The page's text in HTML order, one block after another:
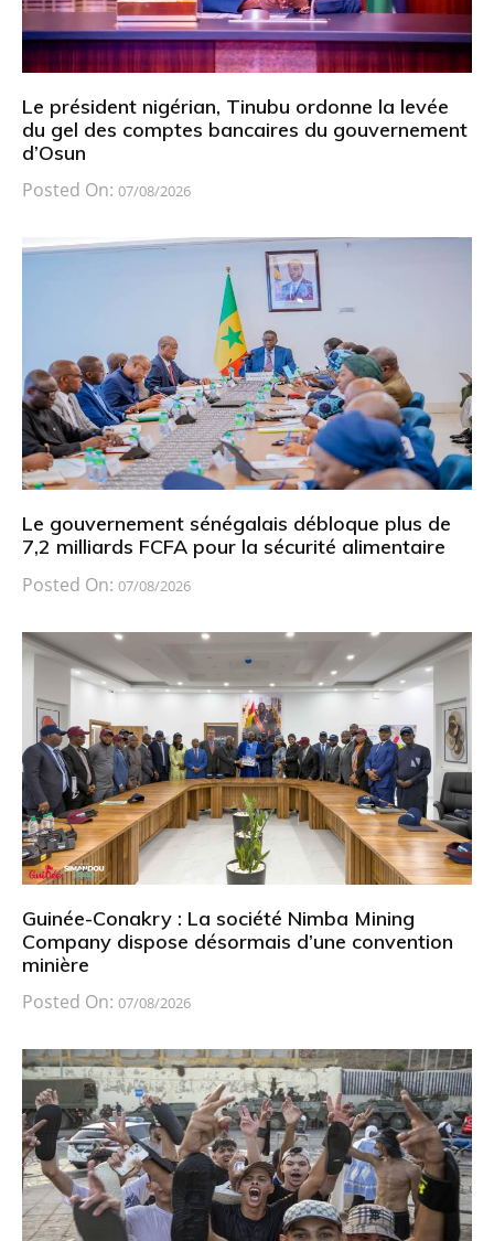
Le président nigérian, Tinubu ordonne la levée
du gel des comptes bancaires du gouvernement
d’Osun
Posted On: 07/08/2026
Le gouvernement sénégalais débloque plus de
7,2 milliards FCFA pour la sécurité alimentaire
Posted On: 07/08/2026
Guinée-Conakry : La société Nimba Mining
Company dispose désormais d’une convention
minière
Posted On: 07/08/2026